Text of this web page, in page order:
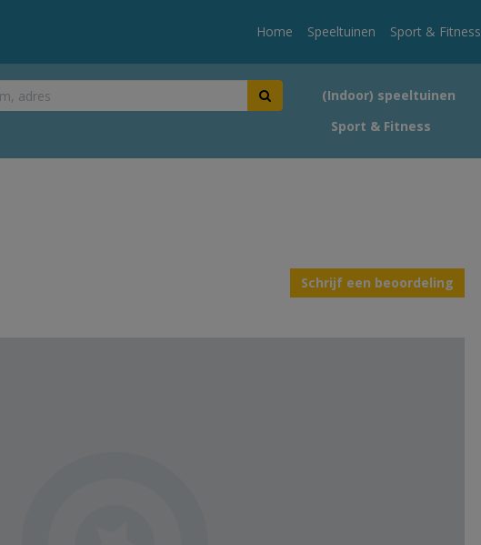
Home Speeltuinen Sport & Fitness
(Indoor) speeltuinen
Sport & Fitness
Schrijf een beoordeling